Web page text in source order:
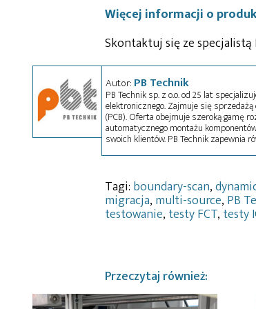
Więcej informacji o
Skontaktuj się ze
Autor: PB Technik
PB Technik sp. z o.o. od 25 lat
elektronicznego. Zajmuje się
(PCB). Oferta obejmuje szeroką gamę
automatycznego montażu
swoich klientów. PB Technik zapewnia
Tagi: boundary-scan,
migracja, multi-source, PB
testowanie, testy FCT, testy
Przeczytaj również: